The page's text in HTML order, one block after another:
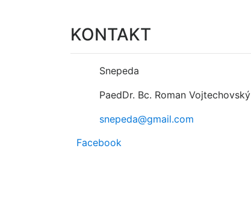
KONTAKT
Snepeda
PaedDr. Bc. Roman Vojtechovský
snepeda@gmail.com
Facebook